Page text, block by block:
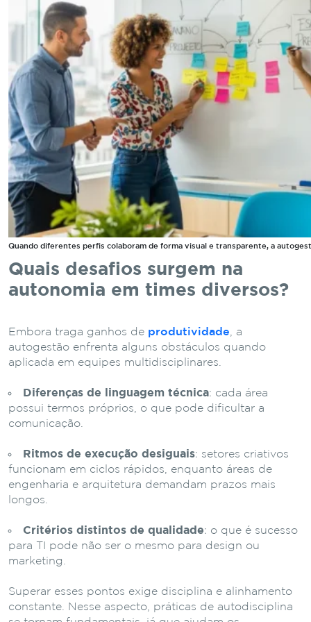
Quando diferentes perfis colaboram de forma visual e transparente, a
Quais desafios surgem na
autonomia em times diversos?
Embora traga ganhos de produtividade , a
autogestão enfrenta alguns obstáculos quando
aplicada em equipes multidisciplinares.
Diferenças de linguagem técnica: cada área
possui termos próprios, o que pode dificultar a
comunicação.
Ritmos de execução desiguais: setores criativos
funcionam em ciclos rápidos, enquanto áreas de
engenharia e arquitetura demandam prazos mais
longos.
Critérios distintos de qualidade: o que é sucesso
para TI pode não ser o mesmo para design ou
marketing.
Superar esses pontos exige disciplina e alinhamento
constante. Nesse aspecto, práticas de autodisciplina